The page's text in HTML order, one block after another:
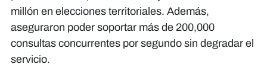
millón en elecciones territoriales. Además,
aseguraron poder soportar más de 200,000
consultas concurrentes por segundo sin degradar el
servicio.